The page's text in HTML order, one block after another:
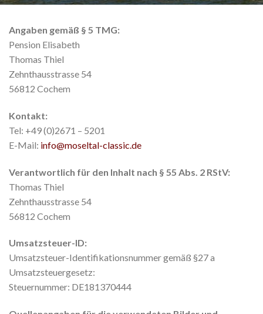
Angaben gemäß § 5 TMG:
Pension Elisabeth
Thomas Thiel
Zehnthausstrasse 54
56812 Cochem
Kontakt:
Tel: +49 (0)2671 – 5201
E-Mail: info@moseltal-classic.de
Verantwortlich für den Inhalt nach § 55 Abs. 2 RStV:
Thomas Thiel
Zehnthausstrasse 54
56812 Cochem
Umsatzsteuer-ID:
Umsatzsteuer-Identifikationsnummer gemäß §27 a
Umsatzsteuergesetz:
Steuernummer: DE181370444